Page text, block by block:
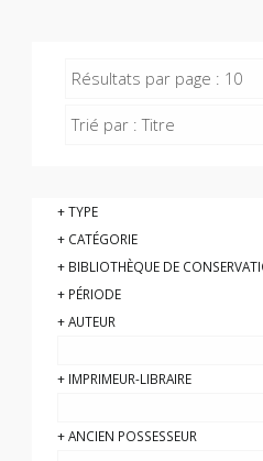
Résultats par page : 10
Trié par : Titre
TYPE
CATÉGORIE
BIBLIOTHÈQUE DE
PÉRIODE
AUTEUR
IMPRIMEUR-LIBRAIRE
ANCIEN POSSESSEUR